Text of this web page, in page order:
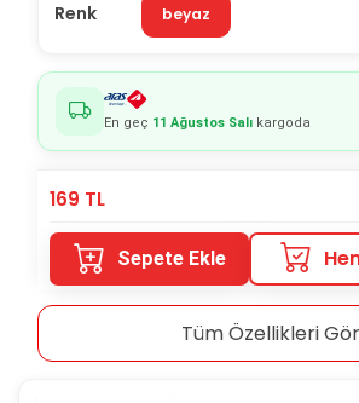
Renk beyaz
En geç 11 Ağustos Salı kargoda
169 TL
Sepete Ekle
Tüm Özellikleri Gör